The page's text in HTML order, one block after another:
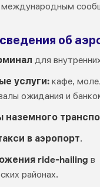
международным
об
для
услуги:кафе,
ожидания и
наземного
в аэропорт.
ride-hailing в
районах.